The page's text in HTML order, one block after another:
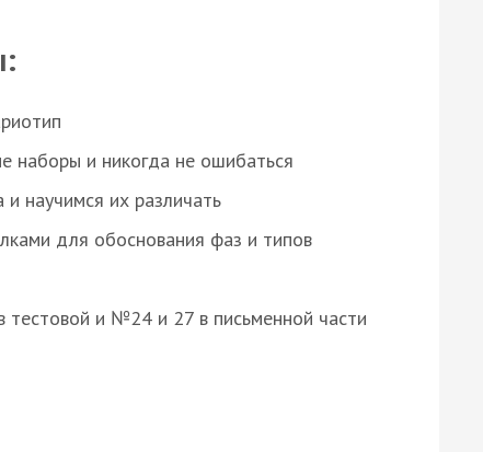
наборы и никогда не ошибаться
научимся их различать
для обоснования фаз и типов
и №24 и 27 в письменной части